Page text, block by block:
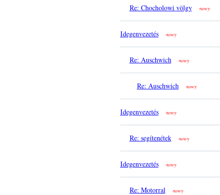
Re: Chocholowi völgy nowy
Idegenvezetés nowy
Re: Auschwich nowy
Re: Auschwich nowy
Idegenvezetés nowy
Re: segítenétek nowy
Idegenvezetés nowy
Re: Motorral nowy